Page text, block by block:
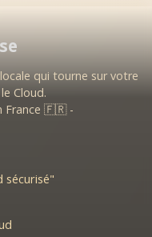
qui tourne sur votre
Cloud.
France 🇫🇷 -
sécurisé"